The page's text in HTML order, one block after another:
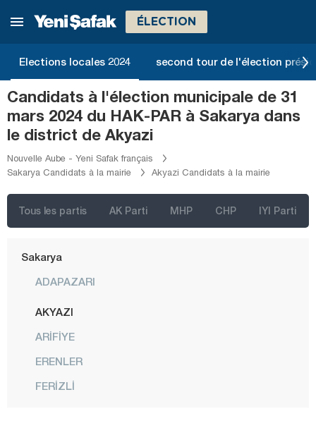
ÉLECTION
Elections locales 2024 second tour de l'élection
Candidats à l'élection municipale de 31
mars 2024 du HAK-PAR à Sakarya dans
le district de Akyazi
Nouvelle Aube - Yeni Safak français
Sakarya Candidats à la mairie
Akyazi Candidats à la mairie
Tous les partis AK Parti MHP CHP IYI Parti
Mardin
Muğla
Muş
Nevşehir
Niğde
Ordu
Rize
Sakarya
ADAPAZARI
AKYAZI
ARİFİYE
ERENLER
FERİZLİ